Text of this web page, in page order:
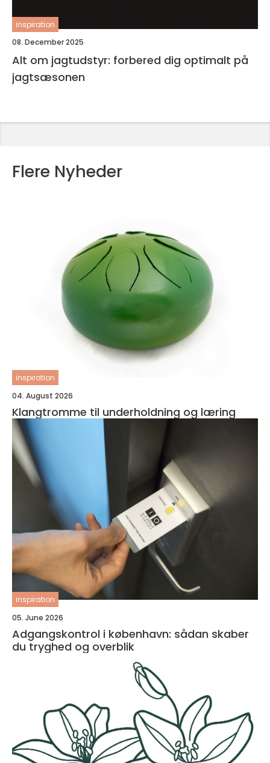
inspiration
08. December 2025
Alt om jagtudstyr: forbered dig optimalt på
jagtsæsonen
Flere Nyheder
inspiration
04. August 2026
Klangtromme til underholdning og læring
inspiration
05. June 2026
Adgangskontrol i københavn: sådan skaber
du tryghed og overblik